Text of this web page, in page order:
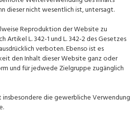
dieser nicht wesentlich ist, untersagt.
Reproduktion der Website zu
Artikel L. 342-1 und L. 342-2 des Gesetzes
verboten. Ebenso ist es
den Inhalt dieser Website ganz oder
und für jedwede Zielgruppe zugänglich
insbesondere die gewerbliche Verwendung